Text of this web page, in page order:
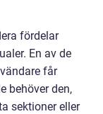
fördelar
En av de
får
behöver den,
sektioner eller